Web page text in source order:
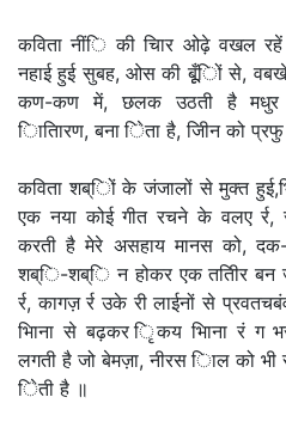
कविता नींि की चािर ओढ़े वखल
नहाई हुई सुबह, ओस की बूूँिों से,
कण-कण में, छलक उठती है मधुर
िातािरण, बना िेता है, जीिन को
कविता शब्िों के जंजालों से मुक्त
एक नया कोई गीत रचने के वलए र्र,
करती है मेरे असहाय मानस को,
शब्ि-शब्ि न होकर एक ततिीर बन
र्र, कागज़ र्र उके री लाईनों से
भािना से बढ़कर िृकय भािना रं ग
लगती है जो बेमज़ा, नीरस िाल को
िेती है ॥